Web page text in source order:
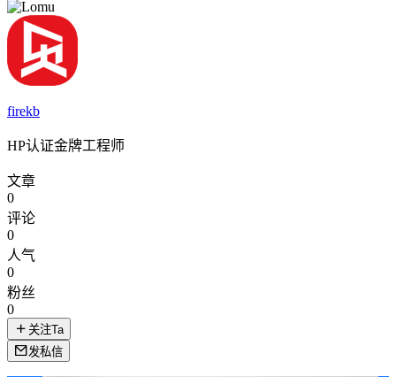
firekb
HP认证金牌工程师
文章
0
评论
0
人气
0
粉丝
0
关注Ta
发私信